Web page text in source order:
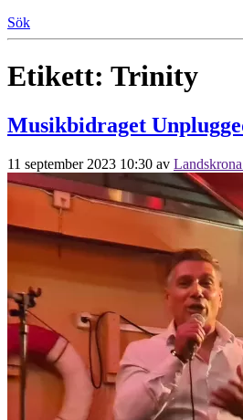
Sök
Etikett: Trinity
Musikbidraget
11 september 2023 10:30 av